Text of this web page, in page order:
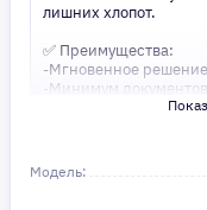
лишних хлопот.
✅ Преимущества:
-Мгновенное
-Минимум
-Удобные сроки и
Получите то, что
удобство — наш
Модель: